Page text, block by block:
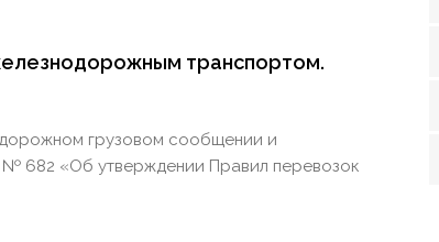
транспортом.
грузовом сообщении и
№ 682 «Об утверждении Правил перевозок